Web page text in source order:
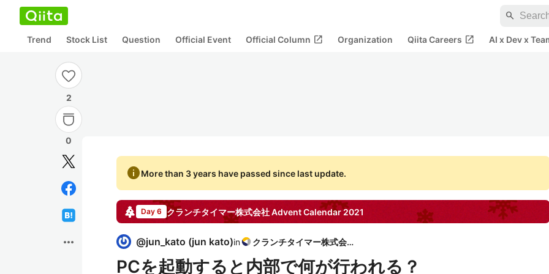
search
Trend Stock List Question Official Event Official Column open_in_new Organization Qiita Careers open_in_new AI x Dev x
2
0
more_horiz
infoMore than 3 years have passed since last update.
Day 6 クランチタイマー株式会社Advent Calendar2021
@jun_kato (jun kato)in クランチタイマー株式会社
PCを起動すると内部で何が行われる？